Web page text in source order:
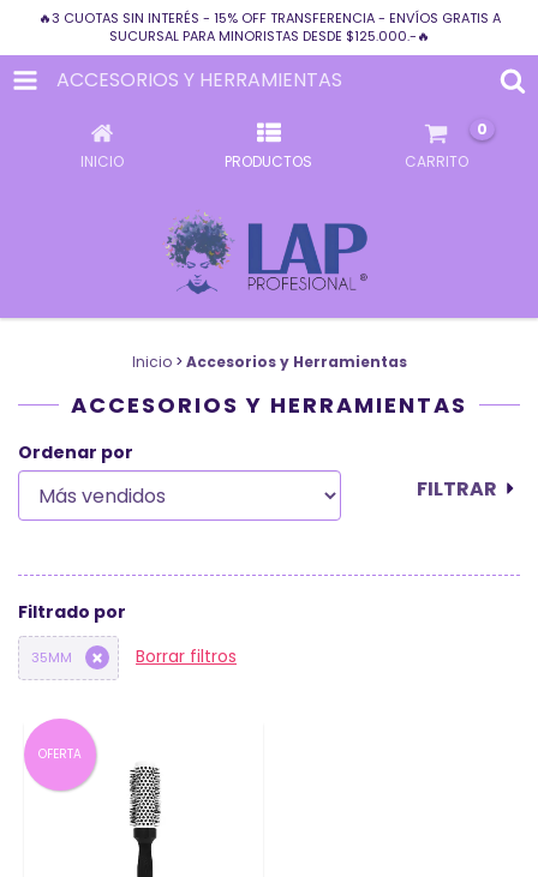
🔥3 CUOTAS SIN INTERÉS - 15% OFF TRANSFERENCIA - ENVÍOS GRATIS A
SUCURSAL PARA MINORISTAS DESDE $125.000.-🔥
ACCESORIOS Y HERRAMIENTAS
INICIO PRODUCTOS CARRITO
0
Inicio > Accesorios y Herramientas
ACCESORIOS Y HERRAMIENTAS
Ordenar por
FILTRAR
Filtrado por
35MM Borrar filtros
OFERTA